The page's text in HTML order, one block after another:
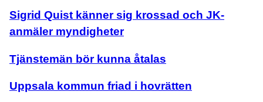
Sigrid Quist känner sig krossad och JK-
anmäler myndigheter
Tjänstemän bör kunna åtalas
Uppsala kommun friad i hovrätten